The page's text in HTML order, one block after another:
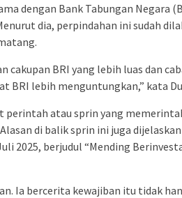
dengan Bank Tabungan Negara
dia, perpindahan ini sudah
BRI yang lebih luas dan
BRI lebih menguntungkan,” kata
perintah atau sprin yang
di balik sprin ini juga dijelaskan
2025, berjudul “Mending
Ia bercerita kewajiban itu tidak